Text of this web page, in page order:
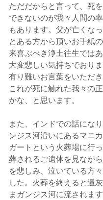
ただだからと言って、死
できないのが我々人間の
もあります。父が亡くなっ
とある方から頂いお手紙
来喜ぶべき浄土往生ではあ
大変悲しい気持ちでおり
有り難いお言葉をいただき
これが死に触れた我々の
かな、と思います。
また、インドでの話にな
ンジス河沿いにあるマニ
ガートという火葬場に行
葬されるご遺体を見なが
を悲しみ、泣いている方
した。火葬を終えると遺
まガンジス河に流されます